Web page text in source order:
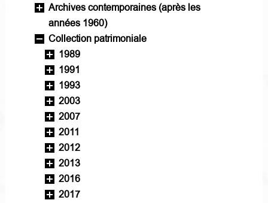
Archives contemporaines (après les
années 1960)
Collection patrimoniale
1989
1991
1993
2003
2007
2011
2012
2013
2016
2017